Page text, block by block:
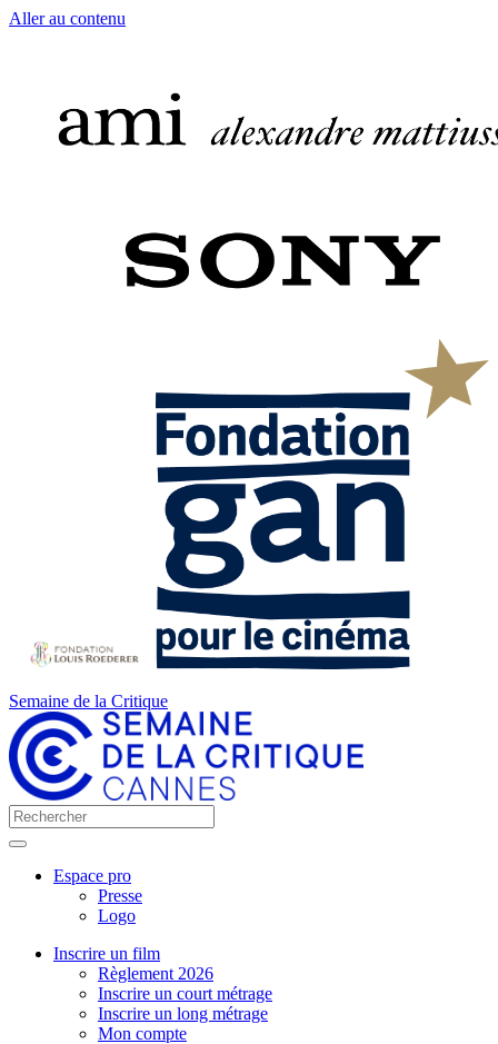
Aller au contenu
Semaine de la Critique
Espace pro
Presse
Logo
Inscrire un film
Règlement 2026
Inscrire un court métrage
Inscrire un long métrage
Mon compte